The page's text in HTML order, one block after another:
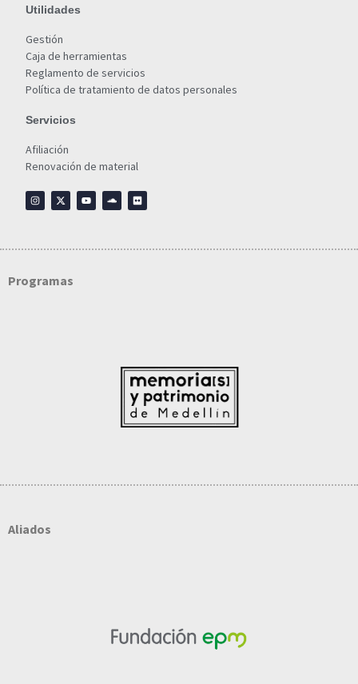
Utilidades
Gestión
Caja de herramientas
Reglamento de servicios
Política de tratamiento de datos personales
Servicios
Afiliación
Renovación de material
Programas
Aliados